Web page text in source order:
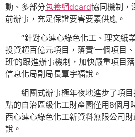
動、多部分包養網dcard協同機制，
前辦事，充足保證要害要素供應。
“針對心連心綠色化工、理文紙
投資超百億元項目，落實‘一個項目
班’的跟進辦事機制，加快嚴重項目
信息化局副局長覃宇福說。
組團式辦事極年夜地進步了項
點的自治區級化工財產園僅用8個月
西心連心綠色化工新資料無限公司
說。